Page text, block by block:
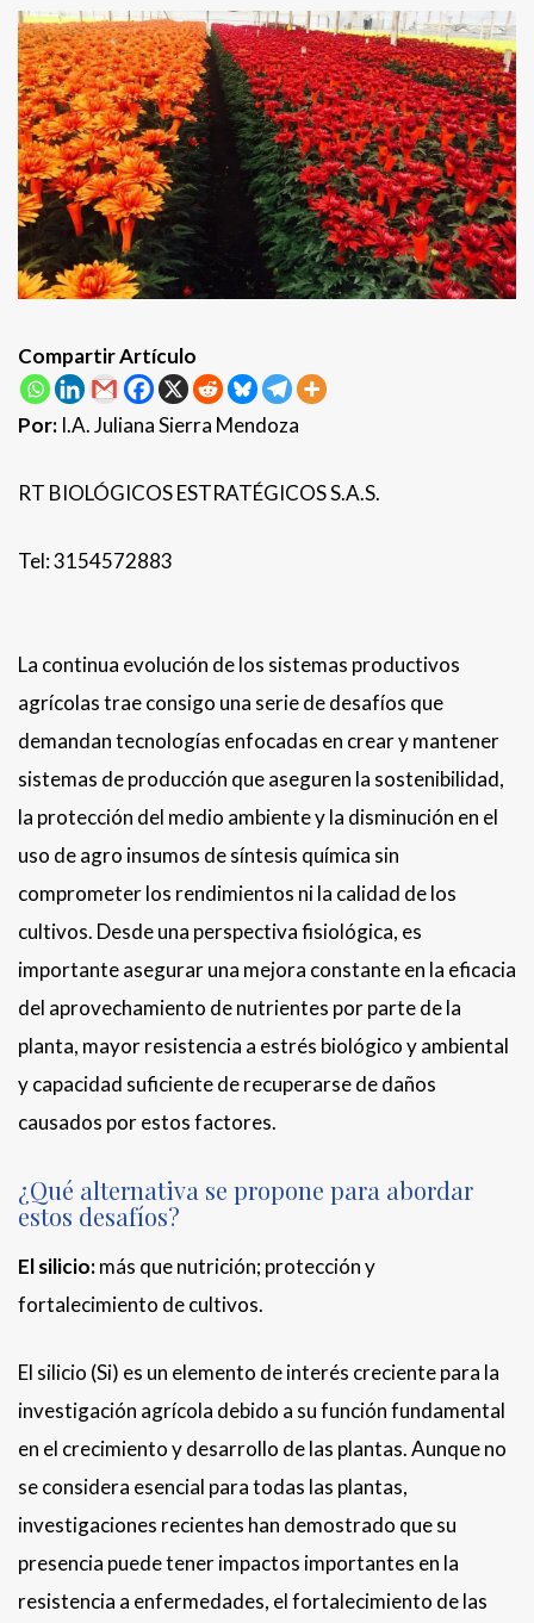
Compartir Artículo
Por: I.A. Juliana Sierra Mendoza
RT BIOLÓGICOS ESTRATÉGICOS S.A.S.
Tel: 3154572883
La continua evolución de los sistemas productivos
agrícolas trae consigo una serie de desafíos que
demandan tecnologías enfocadas en crear y mantener
sistemas de producción que aseguren la sostenibilidad,
la protección del medio ambiente y la disminución en el
uso de agro insumos de síntesis química sin
comprometer los rendimientos ni la calidad de los
cultivos. Desde una perspectiva fisiológica, es
importante asegurar una mejora constante en la eficacia
del aprovechamiento de nutrientes por parte de la
planta, mayor resistencia a estrés biológico y ambiental
y capacidad suficiente de recuperarse de daños
causados por estos factores.
¿Qué alternativa se propone para abordar
estos desafíos?
El silicio:más que nutrición; protección y
fortalecimiento de cultivos.
El silicio (Si) es un elemento de interés creciente para la
investigación agrícola debido a su función fundamental
en el crecimiento y desarrollo de las plantas. Aunque no
se considera esencial para todas las plantas,
investigaciones recientes han demostrado que su
presencia puede tener impactos importantes en la
resistencia a enfermedades, el fortalecimiento de las